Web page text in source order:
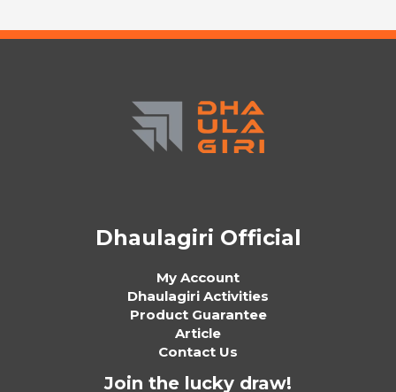
Dhaulagiri Official
My Account
Dhaulagiri Activities
Product Guarantee
Article
Contact Us
Join the lucky draw!